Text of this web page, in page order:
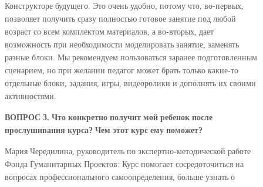
Конструкторе будущего. Это очень удобно, потому что, во-первых,
позволяет получить сразу полностью готовое занятие под любой
возраст со всем комплектом материалов, а во-вторых, дает
возможность при необходимости моделировать занятие, заменять
разные блоки. Мы рекомендуем пользоваться заранее подготовленным
сценарием, но при желании педагог может брать только какие-то
отдельные блоки, задания, игры, видеоролики и дополнять их своими
активностями.
ВОПРОС 3. Что конкретно получит мой ребенок после
прослушивания курса? Чем этот курс ему поможет?
Мария Чередилина, руководитель по экспертно-методической работе
Фонда Гуманитарных Проектов: Курс помогает сосредоточиться на
вопросах профессионального самоопределения, больше узнать о